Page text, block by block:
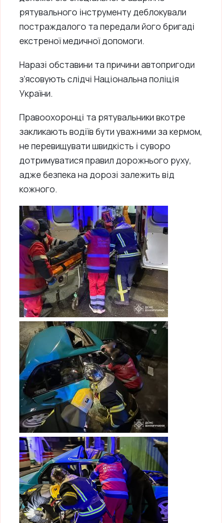
рятувального інструменту деблокували
постраждалого та передали його бригаді
екстреної медичної допомоги.
Наразі обставини та причини автопригоди
з’ясовують слідчі Національна поліція
України.
Правоохоронці та рятувальники вкотре
закликають водіїв бути уважними за кермом,
не перевищувати швидкість і суворо
дотримуватися правил дорожнього руху,
адже безпека на дорозі залежить від
кожного.